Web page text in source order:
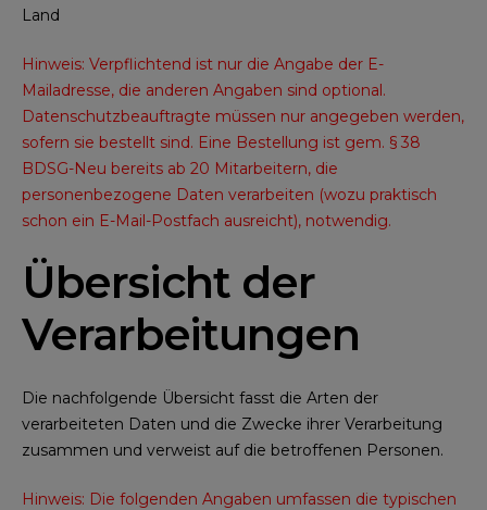
Land
Hinweis: Verpflichtend ist nur die Angabe der E-
Mailadresse, die anderen Angaben sind optional.
Datenschutzbeauftragte müssen nur angegeben werden,
sofern sie bestellt sind. Eine Bestellung ist gem. § 38
BDSG-Neu bereits ab 20 Mitarbeitern, die
personenbezogene Daten verarbeiten (wozu praktisch
schon ein E-Mail-Postfach ausreicht), notwendig.
Übersicht der
Verarbeitungen
Die nachfolgende Übersicht fasst die Arten der
verarbeiteten Daten und die Zwecke ihrer Verarbeitung
zusammen und verweist auf die betroffenen Personen.
Hinweis: Die folgenden Angaben umfassen die typischen